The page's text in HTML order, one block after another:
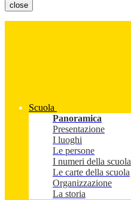
close
Scuola
Panoramica
Presentazione
I luoghi
Le persone
I numeri della scuola
Le carte della scuola
Organizzazione
La storia